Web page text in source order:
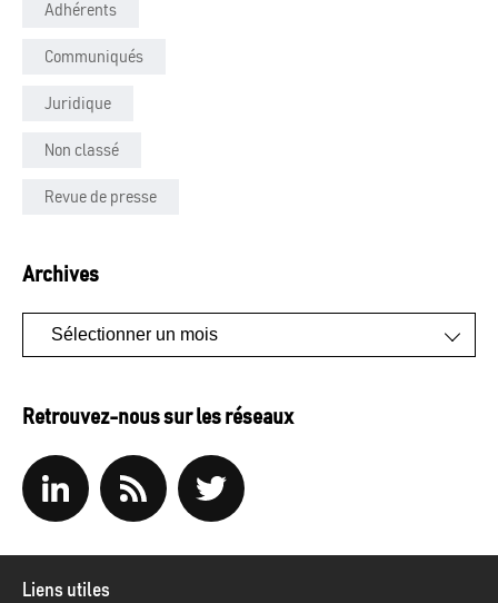
Adhérents
Communiqués
Juridique
Non classé
Revue de presse
Archives
Retrouvez-nous sur les réseaux
Liens utiles